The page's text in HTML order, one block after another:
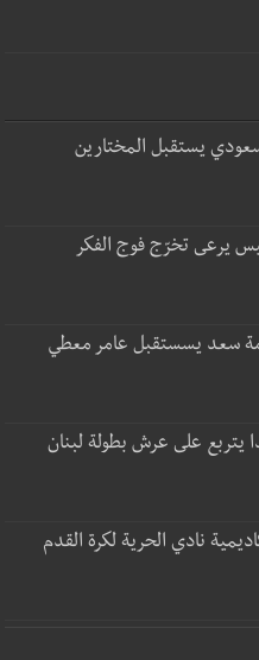
يستقبل المختارين
يرعى تخرّج فوج الفكر
سعد يسستقبل عامر معطي
يتربع على عرش بطولة لبنان
نادي الحرية لكرة القدم